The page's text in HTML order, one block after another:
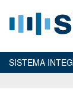
SISTEMA